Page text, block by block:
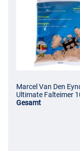
Marcel Van Den
Ultimate Falteimer
Gesamt